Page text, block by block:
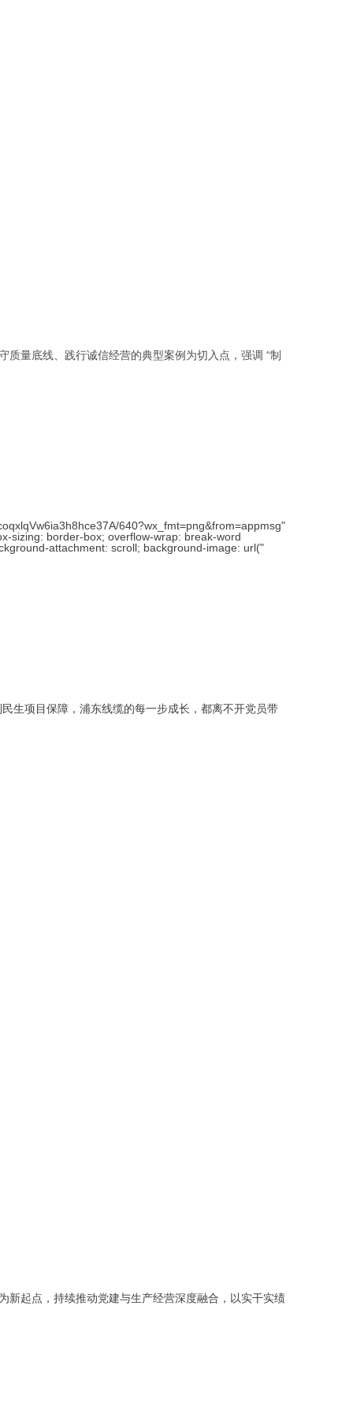
量底线、践行诚信经营的典型案例为切入点，强调 “制
640?wx_fmt=png&from=appmsg"
sizing: border-box; overflow-wrap: break-word
attachment: scroll; background-image: url("
生项目保障，浦东线缆的每一步成长，都离不开党员带
新起点，持续推动党建与生产经营深度融合，以实干实绩